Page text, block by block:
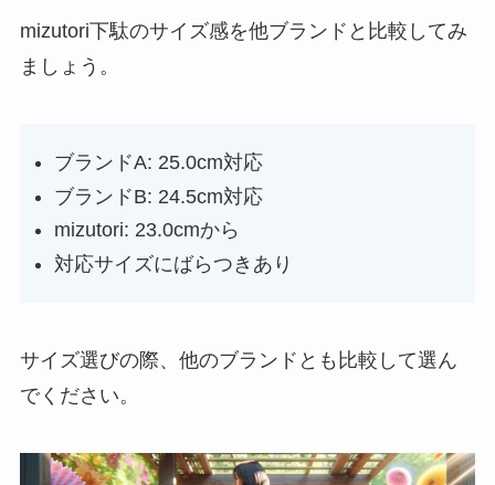
mizutori下駄のサイズ感を他ブランドと比較してみ
ましょう。
ブランドA: 25.0cm対応
ブランドB: 24.5cm対応
mizutori: 23.0cmから
対応サイズにばらつきあり
サイズ選びの際、他のブランドとも比較して選ん
でください。